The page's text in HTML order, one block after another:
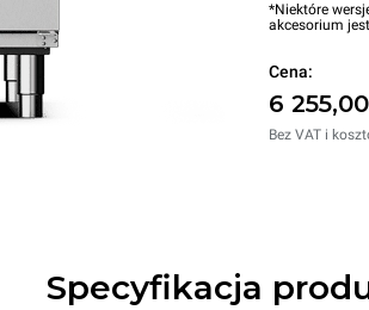
*Niektóre
akcesorium
Cena:
6
Bez VAT i
Specyfikacja